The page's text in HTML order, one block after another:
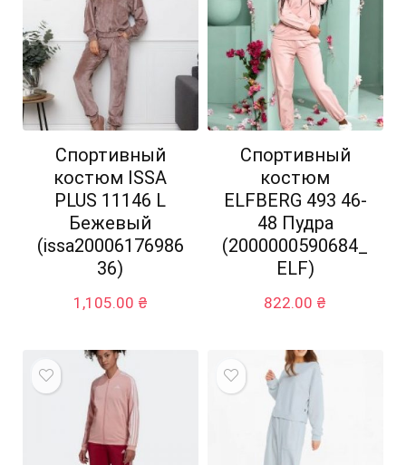
Спортивный
костюм ISSA
PLUS 11146 L
Бежевый
(issa20006176986
36)
1,105.00 ₴
Спортивный
костюм
ELFBERG 493 46-
48 Пудра
(2000000590684_
ELF)
822.00 ₴